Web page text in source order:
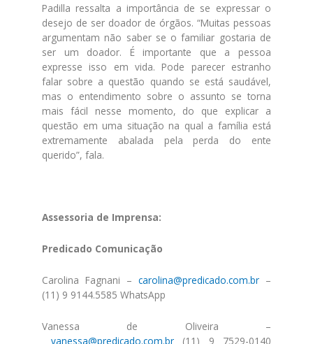
Padilla ressalta a importância de se expressar o
desejo de ser doador de órgãos. “Muitas pessoas
argumentam não saber se o familiar gostaria de
ser um doador. É importante que a pessoa
expresse isso em vida. Pode parecer estranho
falar sobre a questão quando se está saudável,
mas o entendimento sobre o assunto se torna
mais fácil nesse momento, do que explicar a
questão em uma situação na qual a família está
extremamente abalada pela perda do ente
querido”, fala.
Assessoria de Imprensa:
Predicado Comunicação
Carolina Fagnani – carolina@predicado.com.br –
(11) 9 9144.5585 WhatsApp
Vanessa de Oliveira –
vanessa@predicado.com.br(11) 9 7529-0140